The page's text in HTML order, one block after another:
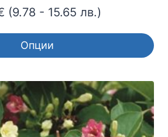
Price
range:
5,00 €
8,00 €
(9.78 - 15.65 лв.)
Опции